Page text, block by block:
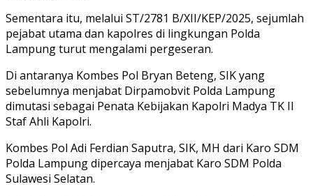
Sementara itu, melalui ST/2781 B/XII/KEP/2025, sejumlah
pejabat utama dan kapolres di lingkungan Polda
Lampung turut mengalami pergeseran.
Di antaranya Kombes Pol Bryan Beteng, SIK yang
sebelumnya menjabat Dirpamobvit Polda Lampung
dimutasi sebagai Penata Kebijakan Kapolri Madya TK II
Staf Ahli Kapolri.
Kombes Pol Adi Ferdian Saputra, SIK, MH dari Karo SDM
Polda Lampung dipercaya menjabat Karo SDM Polda
Sulawesi Selatan.